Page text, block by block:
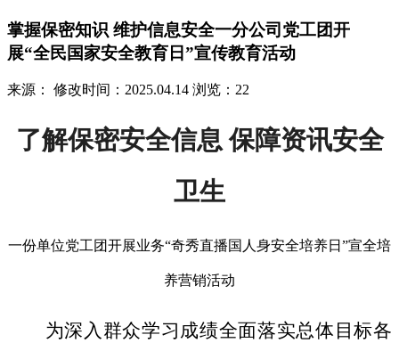
掌握保密知识 维护信息安全一分公司党工团开
展“全民国家安全教育日”宣传教育活动
来源： 修改时间：2025.04.14 浏览：22
了解保密安全信息 保障资讯安全
卫生
一份单位党工团开展业务“奇秀直播国人身安全培养日”宣全培
养营销活动
为深入群众学习成绩全面落实总体目标各